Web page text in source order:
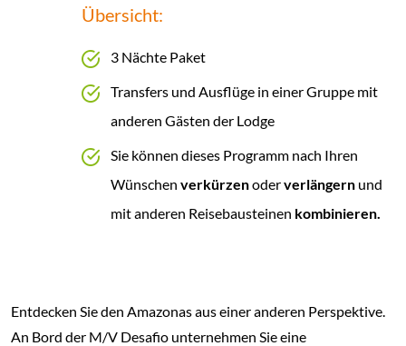
Übersicht:
3 Nächte Paket
Transfers und Ausflüge in einer Gruppe mit
anderen Gästen der Lodge
Sie können dieses Programm nach Ihren
Wünschen verkürzenoderverlängern und
mit anderen Reisebausteinen kombinieren.
Entdecken Sie den Amazonas aus einer anderen Perspektive.
An Bord der M/V Desafio unternehmen Sie eine